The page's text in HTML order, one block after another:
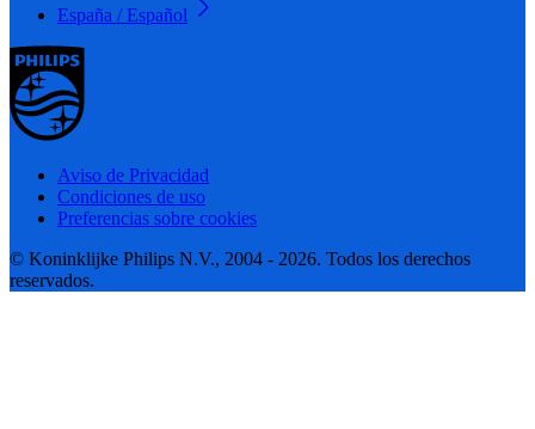
España / Español
Aviso de Privacidad
Condiciones de uso
Preferencias sobre cookies
© Koninklijke Philips N.V., 2004 - 2026. Todos los derechos
reservados.